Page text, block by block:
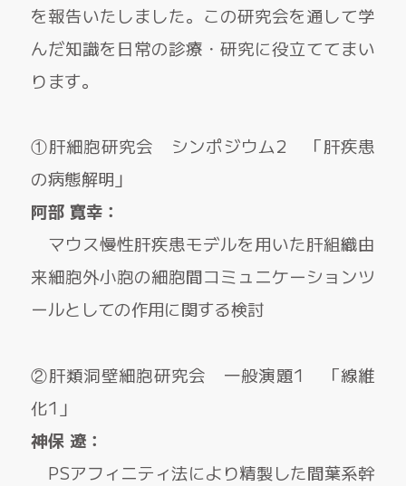
を報告いたしました。この研究会を通して学
んだ知識を日常の診療・研究に役立ててまい
ります。
①肝細胞研究会 シンポジウム2 「肝疾患
の病態解明」
阿部 寛幸：
マウス慢性肝疾患モデルを用いた肝組織由
来細胞外小胞の細胞間コミュニケーションツ
ールとしての作用に関する検討
②肝類洞壁細胞研究会 一般演題1 「線維
化1」
神保 遼：
PSアフィニティ法により精製した間葉系幹